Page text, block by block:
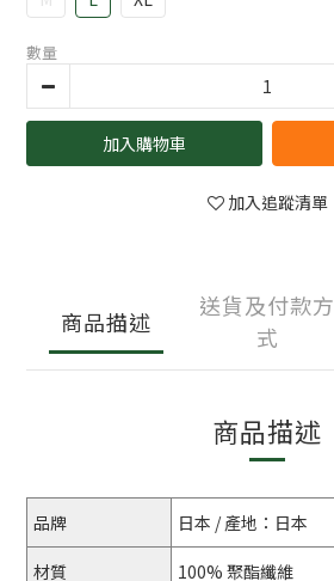
數量
加入購物車
加入追蹤清單
商品描述
送貨及付款方
式
商品描述
品牌 日本 / 產地：日本
材質 100% 聚酯纖維